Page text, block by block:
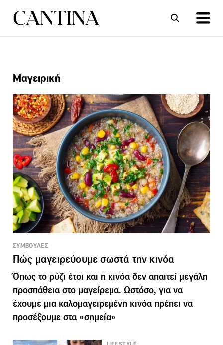
ΣΥΝΤΑΓΕΣ
Mαγειρική
ΣΥΜΒΟΥΛΕΣ
Πώς μαγειρεύουμε σωστά την κινόα
Όπως το ρύζι έτσι και η κινόα δεν απαιτεί μεγάλη
προσπάθεια στο μαγείρεμα. Ωστόσο, για να
έχουμε μια καλομαγειρεμένη κινόα πρέπει να
προσέξουμε στα «σημεία»